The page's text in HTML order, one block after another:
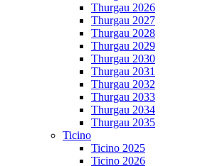
Thurgau 2026
Thurgau 2027
Thurgau 2028
Thurgau 2029
Thurgau 2030
Thurgau 2031
Thurgau 2032
Thurgau 2033
Thurgau 2034
Thurgau 2035
Ticino
Ticino 2025
Ticino 2026